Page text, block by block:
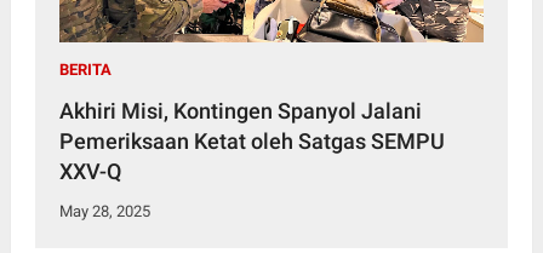
BERITA
Akhiri Misi, Kontingen Spanyol Jalani
Pemeriksaan Ketat oleh Satgas SEMPU
XXV-Q
May 28, 2025